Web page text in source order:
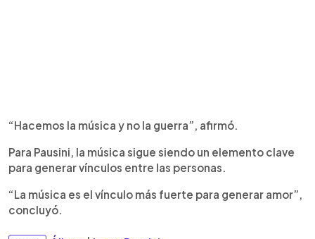
“Hacemos la música y no la guerra”, afirmó.
Para Pausini, la música sigue siendo un elemento clave
para generar vínculos entre las personas.
“La música es el vínculo más fuerte para generar amor”,
concluyó.